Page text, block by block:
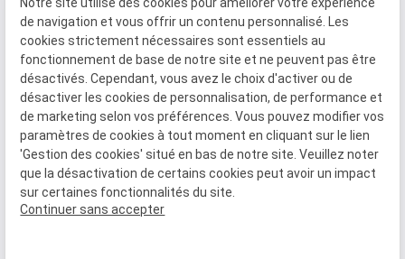
> Plan du site
> Mentions légales
> Politique de
confidentialité
> Gestion des cookies
13100 Aix en Provence
Notre site utilise des cookies pour améliorer votre expérience
de navigation et vous offrir un contenu personnalisé. Les
cookies strictement nécessaires sont essentiels au
fonctionnement de base de notre site et ne peuvent pas être
désactivés. Cependant, vous avez le choix d'activer ou de
désactiver les cookies de personnalisation, de performance et
de marketing selon vos préférences. Vous pouvez modifier vos
paramètres de cookies à tout moment en cliquant sur le lien
'Gestion des cookies' situé en bas de notre site. Veuillez noter
que la désactivation de certains cookies peut avoir un impact
sur certaines fonctionnalités du site.
Continuer sans accepter